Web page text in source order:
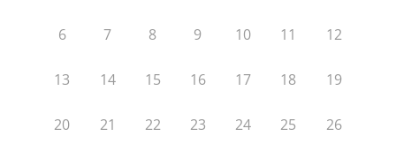
6 7 8 9 10 11 12
13 14 15 16 17 18 19
20 21 22 23 24 25 26